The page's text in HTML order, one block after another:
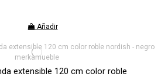
Añadir
extensible 120 cm color roble